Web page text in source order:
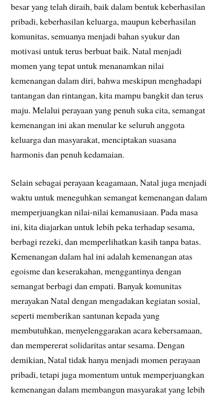
besar yang telah diraih, baik dalam bentuk keberhasilan
pribadi, keberhasilan keluarga, maupun keberhasilan
komunitas, semuanya menjadi bahan syukur dan
motivasi untuk terus berbuat baik. Natal menjadi
momen yang tepat untuk menanamkan nilai
kemenangan dalam diri, bahwa meskipun menghadapi
tantangan dan rintangan, kita mampu bangkit dan terus
maju. Melalui perayaan yang penuh suka cita, semangat
kemenangan ini akan menular ke seluruh anggota
keluarga dan masyarakat, menciptakan suasana
harmonis dan penuh kedamaian.
Selain sebagai perayaan keagamaan, Natal juga menjadi
waktu untuk meneguhkan semangat kemenangan dalam
memperjuangkan nilai-nilai kemanusiaan. Pada masa
ini, kita diajarkan untuk lebih peka terhadap sesama,
berbagi rezeki, dan memperlihatkan kasih tanpa batas.
Kemenangan dalam hal ini adalah kemenangan atas
egoisme dan keserakahan, menggantinya dengan
semangat berbagi dan empati. Banyak komunitas
merayakan Natal dengan mengadakan kegiatan sosial,
seperti memberikan santunan kepada yang
membutuhkan, menyelenggarakan acara kebersamaan,
dan mempererat solidaritas antar sesama. Dengan
demikian, Natal tidak hanya menjadi momen perayaan
pribadi, tetapi juga momentum untuk memperjuangkan
kemenangan dalam membangun masyarakat yang lebih